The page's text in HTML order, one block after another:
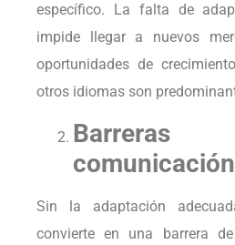
específico. La falta de
impide llegar a nuevos
oportunidades de
otros idiomas son
Sin la adaptación
convierte en una barrera